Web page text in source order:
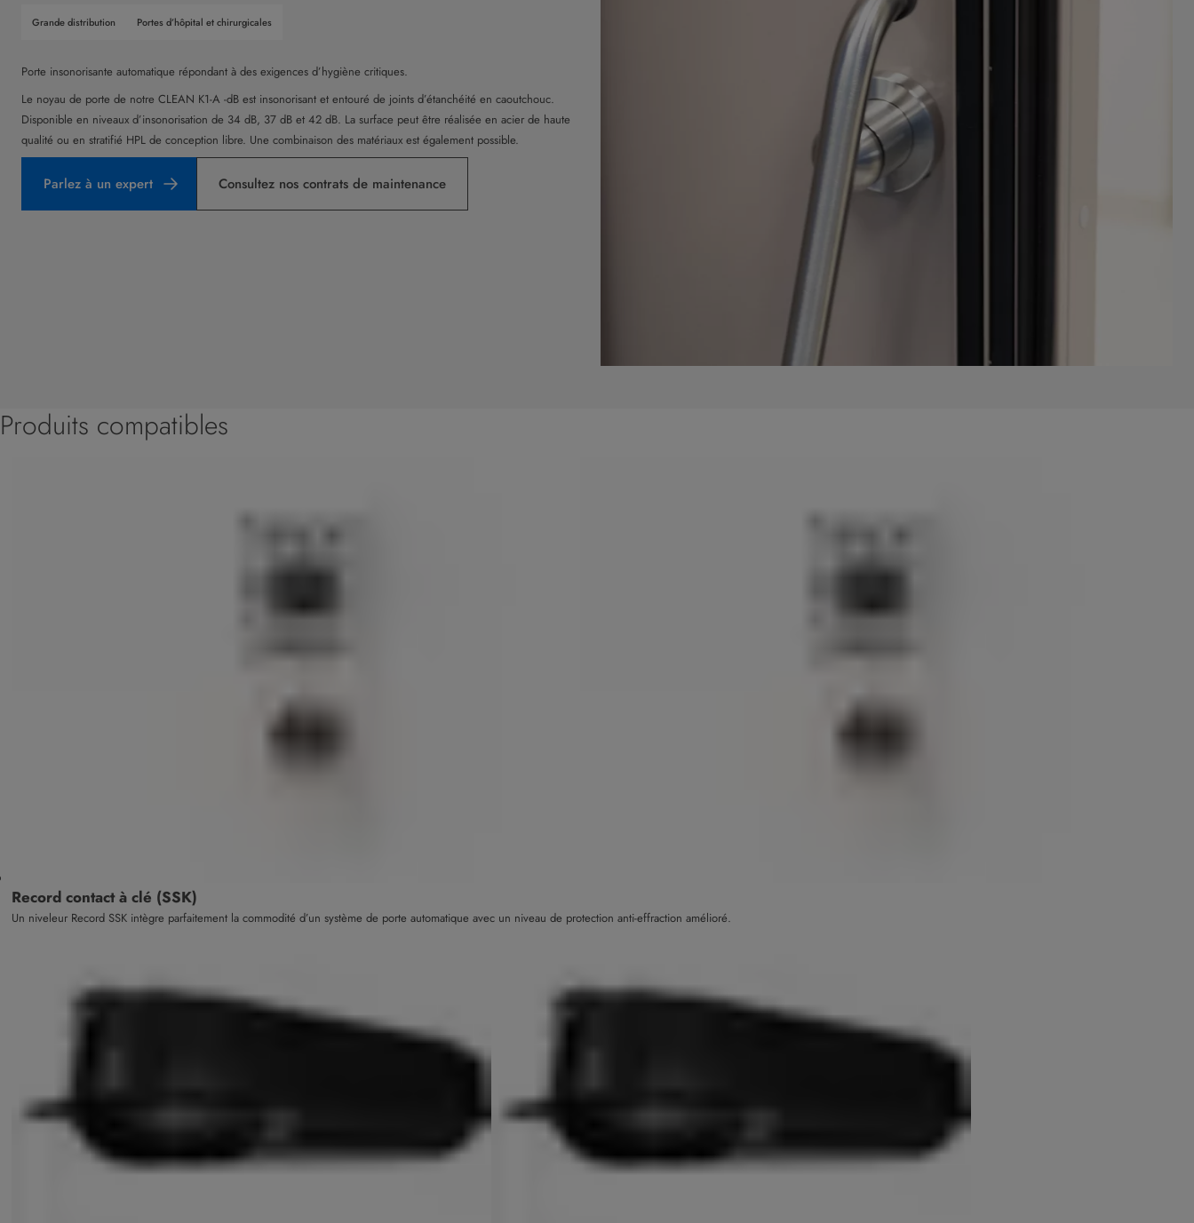
Grande distribution Portes d’hôpital et chirurgicales
Porte insonorisante automatique répondant à des exigences d’hygiène critiques.
Le noyau de porte de notre CLEAN K1-A -dB est insonorisant et entouré de joints d’étanchéité en caoutchouc.
Disponible en niveaux d’insonorisation de 34 dB, 37 dB et 42 dB. La surface peut être réalisée en acier de haute
qualité ou en stratifié HPL de conception libre. Une combinaison des matériaux est également possible.
Parlez à un expert Consultez nos contrats de maintenance
Produits compatibles
Record contact à clé (SSK)
Un niveleur Record SSK intègre parfaitement la commodité d’un système de porte automatique avec un niveau de protection anti-effraction amélioré.